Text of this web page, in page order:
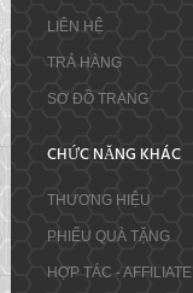
LIÊN HỆ
TRẢ HÀNG
SƠ ĐỒ TRANG
CHỨC NĂNG KHÁC
THƯƠNG HIỆU
PHIẾU QUÀ TẶNG
HỢP TÁC - AFFILIATE